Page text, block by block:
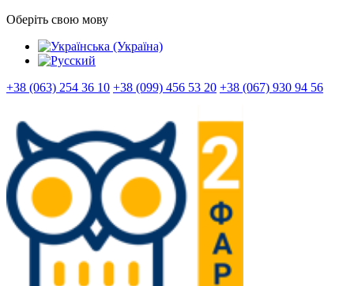
Оберіть свою мову
+38 (063) 254 36 10 +38 (099) 456 53 20 +38 (067) 930 94 56